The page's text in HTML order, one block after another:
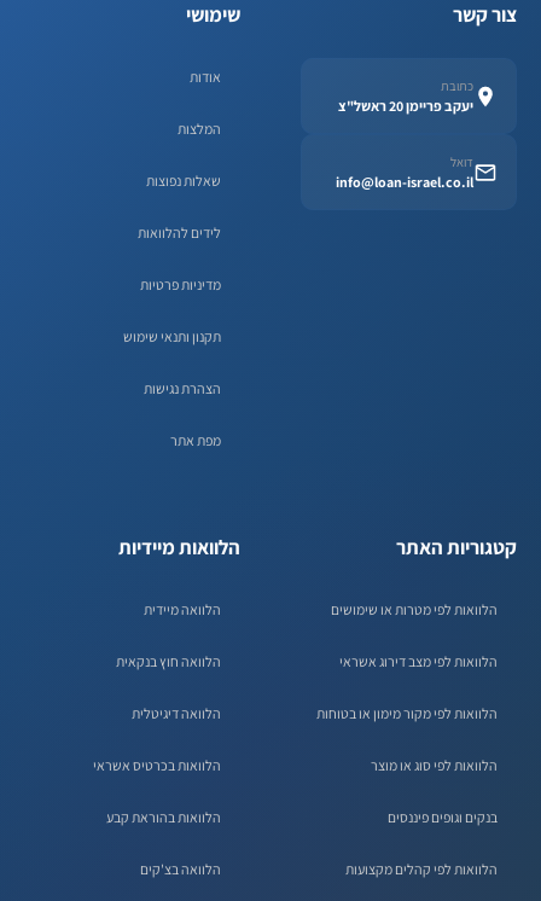
צור קשר
כתובת
יעקב פריימן 20 ראשל"צ
דואל
info@loan-israel.co.il
שימושי
אודות
המלצות
שאלות נפוצות
לידים להלוואות
מדיניות פרטיות
תקנון ותנאי שימוש
הצהרת נגישות
מפת אתר
קטגוריות האתר
הלוואות לפי מטרות או שימושים
הלוואות לפי מצב דירוג אשראי
הלוואות לפי מקור מימון או בטוחות
הלוואות לפי סוג או מוצר
בנקים וגופים פיננסים
הלוואות לפי קהלים מקצועות
הלוואות מיידיות
הלוואה מיידית
הלוואה חוץ בנקאית
הלוואה דיגיטלית
הלוואות בכרטיס אשראי
הלוואות בהוראת קבע
הלוואה בצ'קים